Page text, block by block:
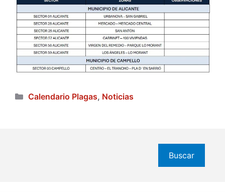
Categorías
Calendario Plagas, Noticias
Buscar